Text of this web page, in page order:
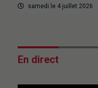
samedi le 4 juillet 2026
En direct